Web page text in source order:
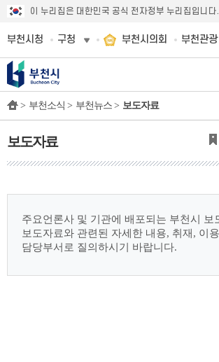
이 누리집은 대한민국 공식 전자정부 누리집입니다.
부천시청 구청 부천시의회 부천관광
> 부천소식 > 부천뉴스 > 보도자료
보도자료
주요언론사 및 기관에 배포되는 부천시 보
보도자료와 관련된 자세한 내용, 취재, 이
담당부서로 질의하시기 바랍니다.